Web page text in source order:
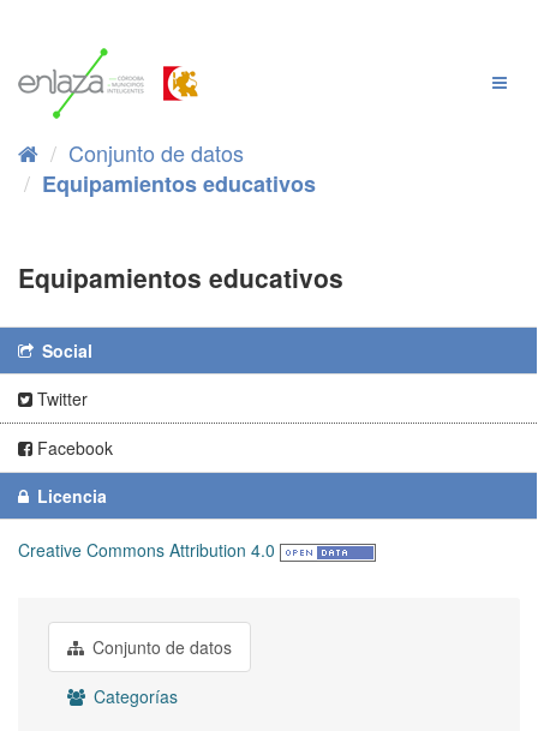
Conjunto de datos
Equipamientos educativos
Equipamientos educativos
Social
Twitter
Facebook
Licencia
Creative Commons Attribution 4.0
Conjunto de datos
Categorías